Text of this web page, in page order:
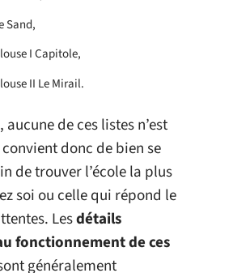
Sand,
I Capitole,
II Le Mirail.
de ces listes n’est
donc de bien se
de trouver l’école la plus
soi ou celle qui répond le
Lesdétails
fonctionnement de ces
généralement